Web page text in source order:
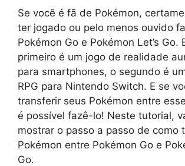
Se você é fã de Pokémon,
ter jogado ou pelo menos ouvido
Pokémon Go e Pokémon Let’s Go.
primeiro é um jogo de realidade
para smartphones, o segundo é
RPG para Nintendo Switch. E se
transferir seus Pokémon entre
é possível fazê-lo! Neste tutorial,
mostrar o passo a passo de como
Pokémon entre Pokémon Go e
Go.